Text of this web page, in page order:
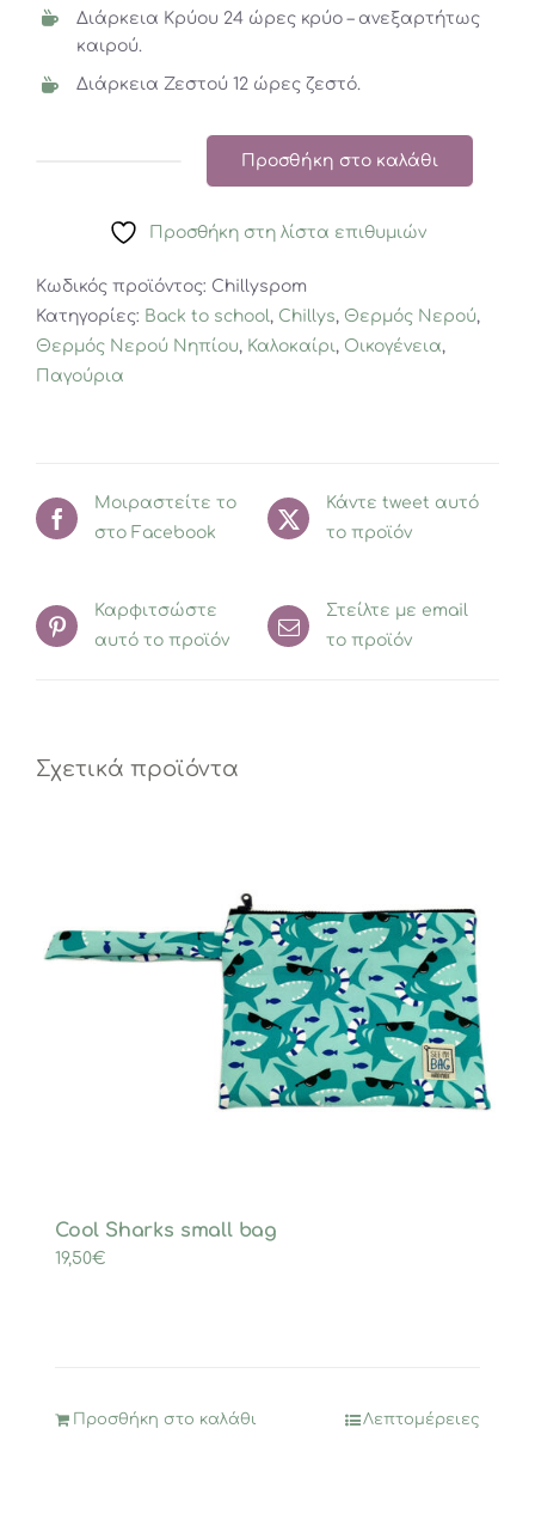
Διάρκεια Κρύου 24 ώρες κρύο – ανεξαρτήτως
καιρού.
Διάρκεια Ζεστού 12 ώρες ζεστό.
PINK
500ML
ποσότητα
Προσθήκη στο καλάθι
Προσθήκη στη λίστα επιθυμιών
Κωδικός προϊόντος: Chillyspom
Κατηγορίες: Back to school, Chillys, Θερμός Νερού,
Θερμός Νερού Νηπίου, Καλοκαίρι, Οικογένεια,
Παγούρια
Μοιραστείτε το
στο Facebook
Κάντε tweet αυτό
το προϊόν
Καρφιτσώστε
αυτό το προϊόν
Στείλτε με email
το προϊόν
Σχετικά προϊόντα
Cool Sharks small bag
19,50€
Προσθήκη στο καλάθι Λεπτομέρειες